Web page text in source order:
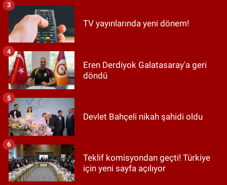
TV yayınlarında yeni dönem!
3
Eren Derdiyok Galatasaray'a geri
döndü
4
Devlet Bahçeli nikah şahidi oldu
5
Teklif komisyondan geçti! Türkiye
için yeni sayfa açılıyor
6